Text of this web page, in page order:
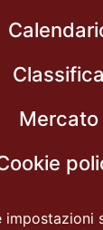
Classifica
Mercato
impostazioni